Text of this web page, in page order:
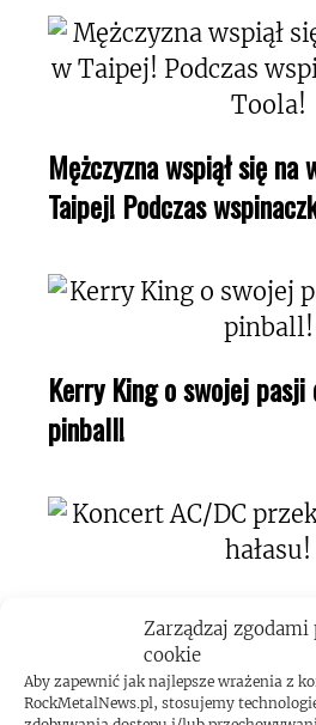
Zarządzaj
cookie
Aby zapewnić jak najlepsze wrażenia z
RockMetalNews.pl, stosujemy
Mężczyzna wspiął się na
Taipej! Podczas
Kerry King o swojej pasji
pinball!
Koncert AC/DC